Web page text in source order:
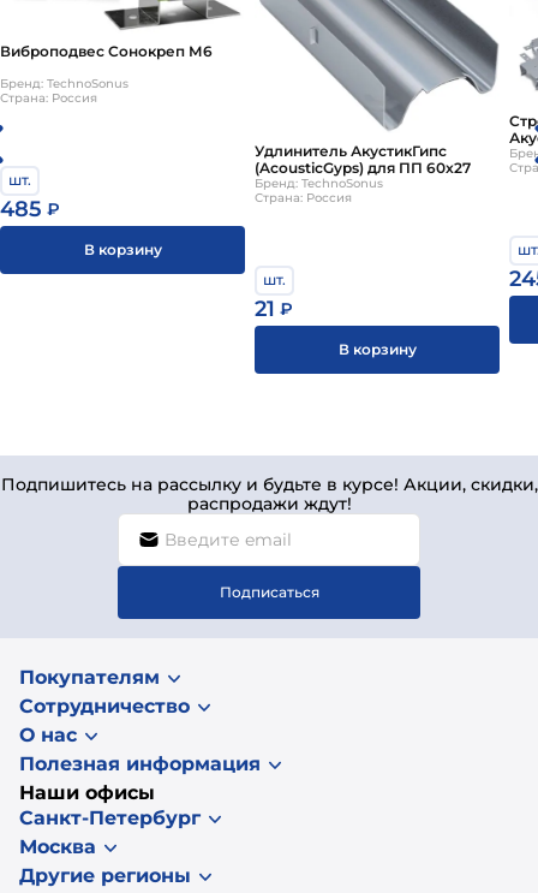
Виброподвес Сонокреп М6
Бренд: TechnoSonus
Страна: Россия
шт.
485 ₽
В корзину
Удлинитель АкустикГипс
(AcousticGyps) для ПП 60х27
Бренд: TechnoSonus
Страна: Россия
шт.
21 ₽
В корзину
Подпишитесь на рассылку и будьте в курсе! Акции, скидки,
распродажи ждут!
Подписаться
Покупателям
Сотрудничество
О нас
Полезная информация
Наши офисы
Санкт-Петербург
Москва
Другие регионы